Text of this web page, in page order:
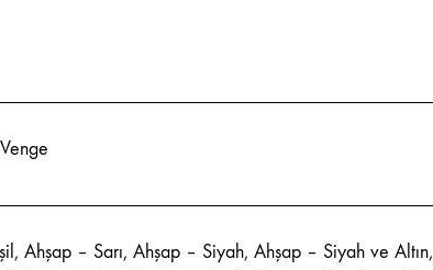
Venge
, Ahşap – Sarı, Ahşap – Siyah, Ahşap – Siyah ve Altın,